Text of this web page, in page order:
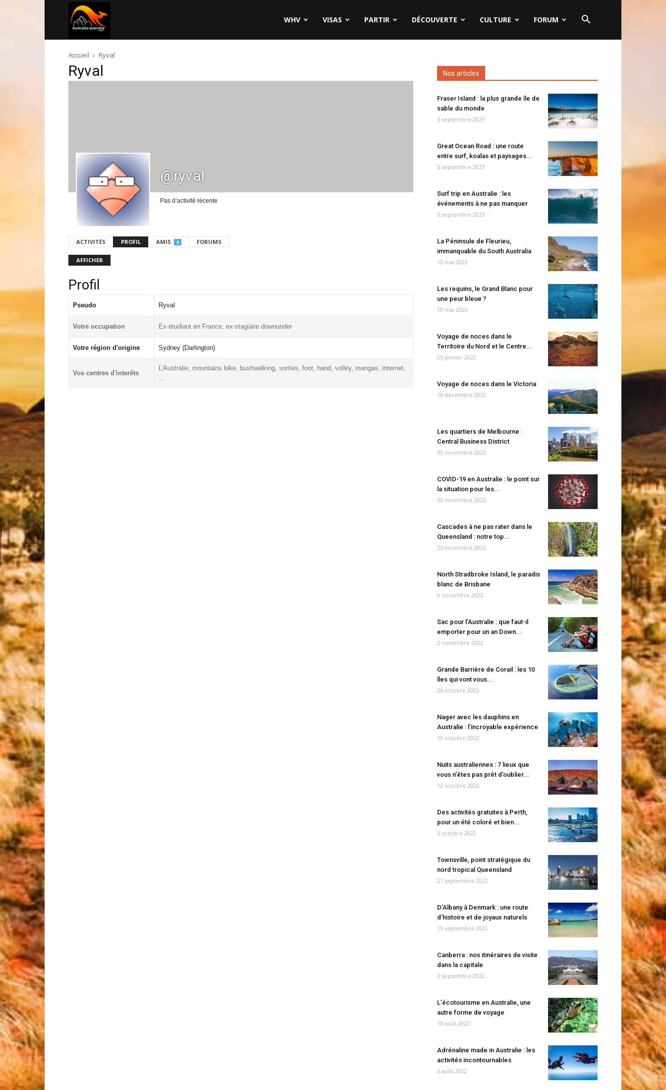
australie.com
WHV VISAS PARTIR DÉCOUVERTE CULTURE FORUM
Accueil Ryval
Ryval
@ryval
Pas d’activité récente
ACTIVITÉS PROFIL AMIS 0 FORUMS
AFFICHER
Profil
Pseudo Ryval
Votre occupation Ex-étudiant en France, ex-stagiaire downunder
Votre région d'origine Sydney (Darlington)
Vos centres d'interêts
L'Australie, mountains bike, bushwalking, sorties, foot, hand, volley, mangas, internet,
…
Nos articles
Fraser Island : la plus grande île de
sable du monde
5 septembre 2023
Great Ocean Road : une route
entre surf, koalas et paysages...
5 septembre 2023
Surf trip en Australie : les
événements à ne pas manquer
5 septembre 2023
La Péninsule de Fleurieu,
immanquable du South Australia
12 mai 2023
Les requins, le Grand Blanc pour
une peur bleue ?
10 mai 2023
Voyage de noces dans le
Territoire du Nord et le Centre...
25 janvier 2023
Voyage de noces dans le Victoria
19 décembre 2022
Les quartiers de Melbourne :
Central Business District
30 novembre 2022
COVID-19 en Australie : le point sur
la situation pour les...
30 novembre 2022
Cascades à ne pas rater dans le
Queensland : notre top...
23 novembre 2022
North Stradbroke Island, le paradis
blanc de Brisbane
9 novembre 2022
Sac pour l’Australie : que faut-il
emporter pour un an Down...
2 novembre 2022
Grande Barrière de Corail : les 10
îles qui vont vous...
26 octobre 2022
Nager avec les dauphins en
Australie : l’incroyable expérience
19 octobre 2022
Nuits australiennes : 7 lieux que
vous n’êtes pas prêt d’oublier...
12 octobre 2022
Des activités gratuites à Perth,
pour un été coloré et bien...
5 octobre 2022
Townsville, point stratégique du
nord tropical Queensland
21 septembre 2022
D’Albany à Denmark : une route
d’histoire et de joyaux naturels
15 septembre 2022
Canberra : nos itinéraires de visite
dans la capitale
7 septembre 2022
L’écotourisme en Australie, une
autre forme de voyage
10 août 2022
Adrénaline made in Australie : les
activités incontournables
3 août 2022